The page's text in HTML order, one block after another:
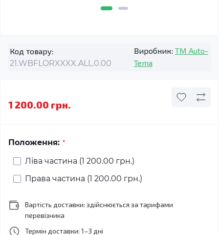
Код товару:
21.WBFLORXXXX.ALL.0.00
Виробник: TM Auto-
Tema
1 200.00 грн.
Положення: *
Ліва частина (1 200.00 грн.)
Права частина (1 200.00 грн.)
Вартість доставки: здійснюється за тарифами
перевізника
Термін доставки: 1–3 дні